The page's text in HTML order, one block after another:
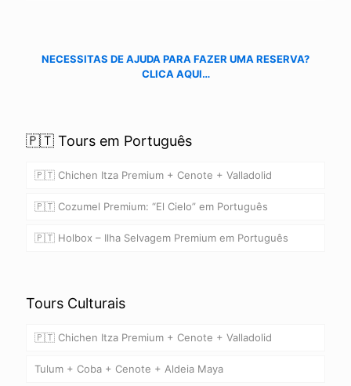
NECESSITAS DE AJUDA PARA FAZER UMA RESERVA?
CLICA AQUI…
🇵🇹 Tours em Português
🇵🇹 Chichen Itza Premium + Cenote + Valladolid
🇵🇹 Cozumel Premium: “El Cielo” em Português
🇵🇹 Holbox – Ilha Selvagem Premium em Português
Tours Culturais
🇵🇹 Chichen Itza Premium + Cenote + Valladolid
Tulum + Coba + Cenote + Aldeia Maya